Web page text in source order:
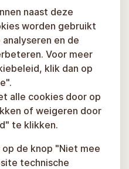
naast deze
worden gebruikt
en de
Voor meer
klik dan op
alle cookies door op
of weigeren door
te klikken.
de knop "Niet mee
technische